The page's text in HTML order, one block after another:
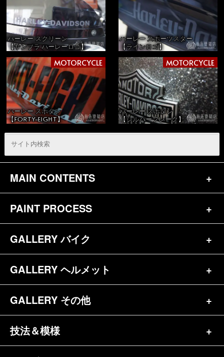
ハーレー スクリーン
【サンブラ ハーレーロゴ】
ハーレー スポーツスター
【ラインロゴ】
MOTORCYCLE
ハーレー スポタン
【FORTY-EIGHT】
MOTORCYCLE
ハーレー スポタン
【シルバーフレーク】
MAIN CONTENTS
トップページ
お問合せ
参考価格
キャンディペイントとは？
メディア掲載（18）
PAINT PROCESS
バイク（180）
ヘルメット（84）
GALLERY バイク
バイク一覧（184）
ハーレー（141）
ホンダ（20）
GALLERY ヘルメット
ヘルメット一覧（139）
半ヘル（39）
GALLERY その他
その他一覧（92）
技法＆模様